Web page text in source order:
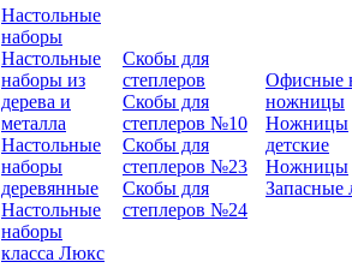
Настольные
наборы
Настольные
наборы из
дерева и
металла
Настольные
наборы
деревянные
Настольные
наборы
класса Люкс
Скобы для
степлеров
Скобы для
степлеров №10
Скобы для
степлеров №23
Скобы для
степлеров №24
Офисные
ножницы
Ножницы
детские
Ножницы
Запасные